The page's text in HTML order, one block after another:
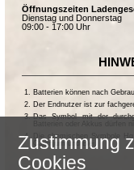
Öffnungszeiten
Dienstag und Donnerstag
09:00 - 17:00 Uhr
Batterien können nach
Der Endnutzer ist zur
Das Symbol mit der
Die chemischen Symbole
Cadmium und Blei.
Zustimmung
Cookies